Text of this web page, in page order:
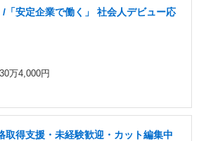
/「安定企業で働く」 社会人デビュー応
万4,000円
取得支援・未経験歓迎・カット編集中